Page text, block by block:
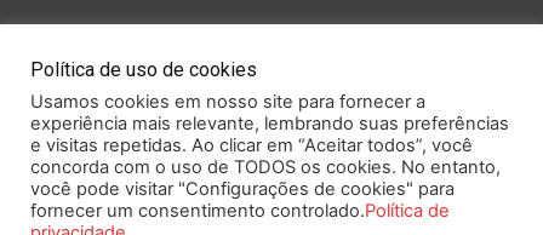
Este portal obedece às prescrições da Lei Geral de Proteção de Dados.
Política de uso de cookies
Usamos cookies em nosso site para fornecer a
experiência mais relevante, lembrando suas preferências
e visitas repetidas. Ao clicar em “Aceitar todos”, você
concorda com o uso de TODOS os cookies. No entanto,
você pode visitar "Configurações de cookies" para
fornecer um consentimento controlado.Política de